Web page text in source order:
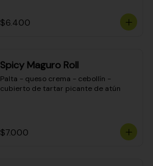
$6.400
Spicy Maguro Roll
Palta - queso crema - cebollín -
cubierto de tartar picante de atún
$7.000